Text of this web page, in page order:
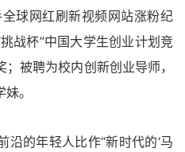
球网红刷新视频网站涨粉纪
战杯”中国大学生创业计划竞
被聘为校内创新创业导师，
。
的年轻人比作“新时代的‘马